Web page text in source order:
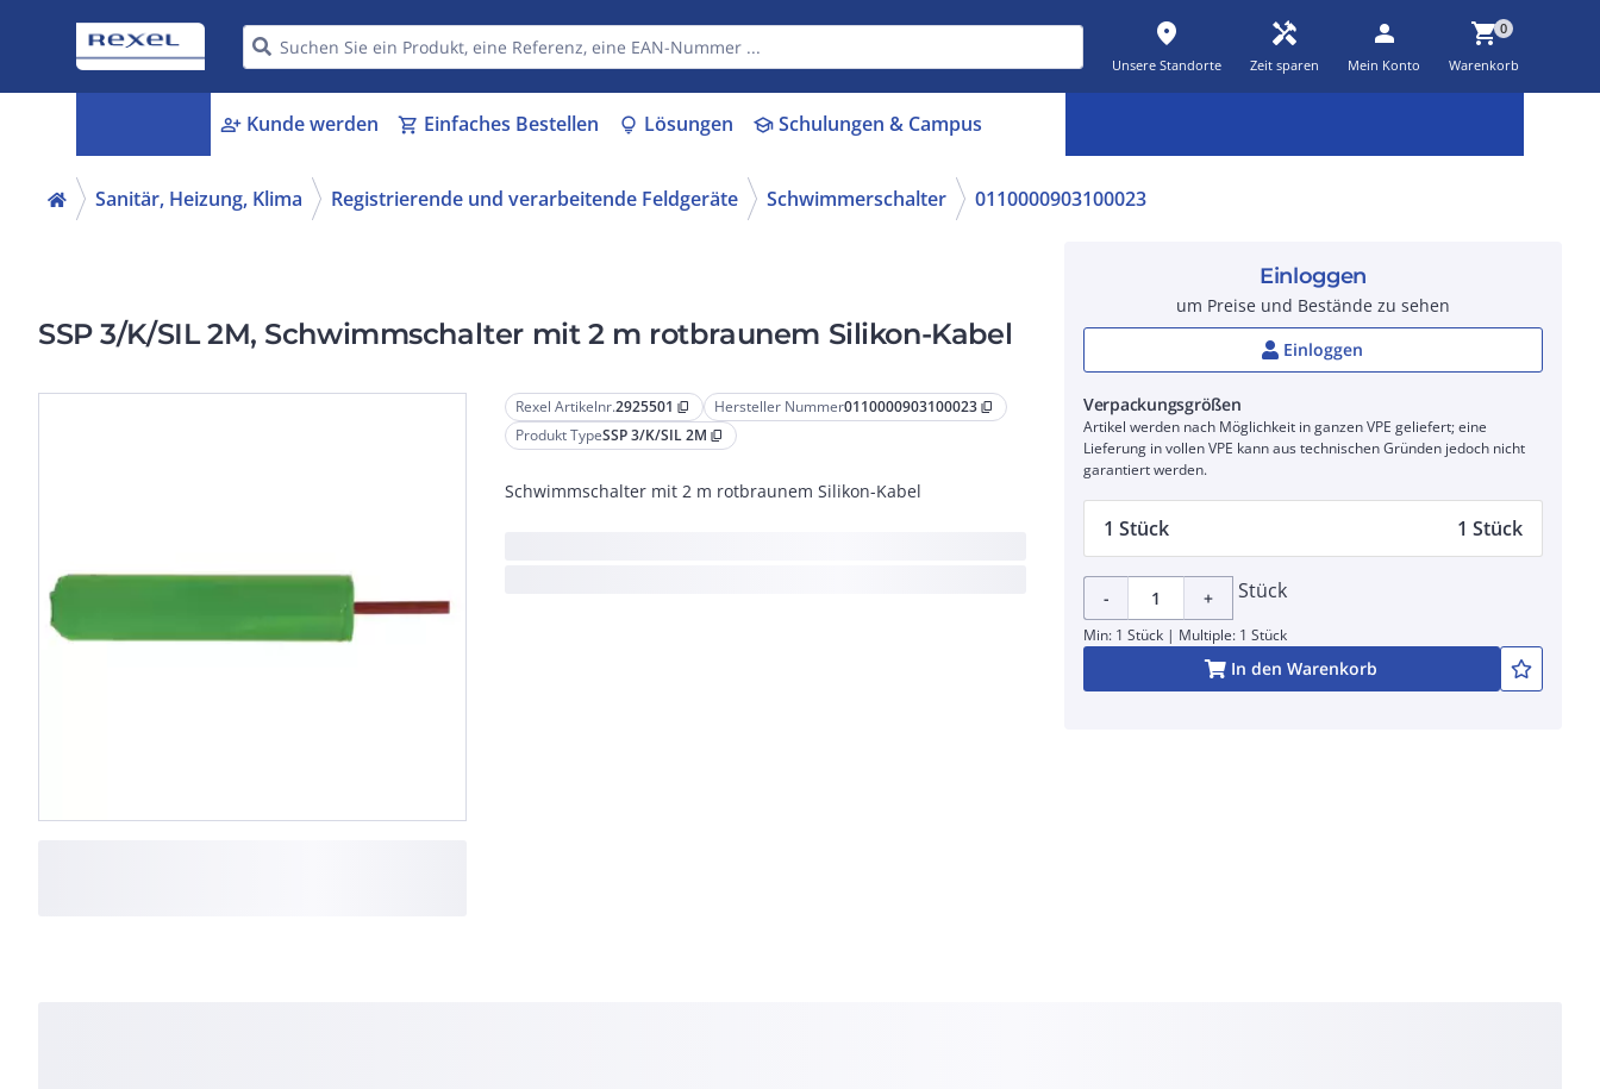
place
Unsere Standorte
handyman
Zeit sparen
person
Mein Konto
shopping_cart0
Warenkorb
person_add Kunde werden shopping_cart Einfaches Bestellen lightbulb Lösungen schoolSchulungen & Campus
Sanitär, Heizung, Klima Registrierende und verarbeitende Feldgeräte Schwimmerschalter 0110000903100023
SSP 3/K/SIL 2M, Schwimmschalter mit 2 m rotbraunem Silikon-Kabel
Rexel Artikelnr.2925501 content_copy Hersteller Nummer0110000903100023 content_copy
Produkt TypeSSP 3/K/SIL 2M content_copy
Schwimmschalter mit 2 m rotbraunem Silikon-Kabel
Einloggen
um Preise und Bestände zu sehen
Einloggen
Verpackungsgrößen
Artikel werden nach Möglichkeit in ganzen VPE geliefert; eine
Lieferung in vollen VPE kann aus technischen Gründen jedoch nicht
garantiert werden.
1 Stück 1 Stück
- + Stück
Min: 1 Stück | Multiple: 1 Stück
In den Warenkorb